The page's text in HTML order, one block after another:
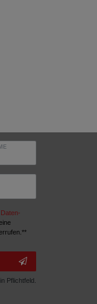
Daten­
Pflichtfeld.